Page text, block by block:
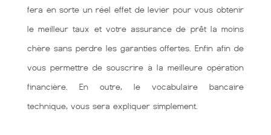
fera en sorte un réel effet de levier pour vous obtenir
le meilleur taux et votre assurance de prêt la moins
chère sans perdre les garanties offertes. Enfin afin de
vous permettre de souscrire à la meilleure opération
financière. En outre, le vocabulaire bancaire
technique, vous sera expliquer simplement.